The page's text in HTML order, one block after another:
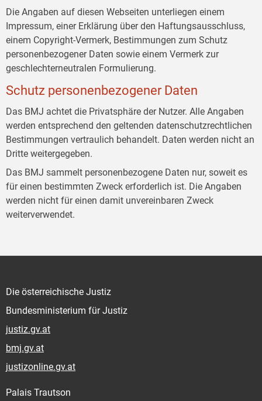
Die Angaben auf diesen Webseiten unterliegen einem
Impressum, einer Erklärung über den Haftungsausschluss,
einem Copyright-Vermerk, Bestimmungen zum Schutz
personenbezogener Daten sowie einem Vermerk zur
geschlechterneutralen Formulierung.
Schutz personenbezogener Daten
Das BMJ achtet die Privatsphäre der Nutzer. Alle Angaben
werden entsprechend den geltenden datenschutzrechtlichen
Bestimmungen vertraulich behandelt. Daten werden nicht an
Dritte weitergegeben.
Das BMJ sammelt personenbezogene Daten nur, soweit es
für einen bestimmten Zweck erforderlich ist. Die Angaben
werden nicht für einen damit unvereinbaren Zweck
weiterverwendet.
Die österreichische Justiz
Bundesministerium für Justiz
justiz.gv.at
bmj.gv.at
justizonline.gv.at
Palais Trautson